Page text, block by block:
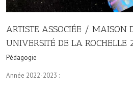
ARTISTE ASSOCIÉE / MAISON
UNIVERSITÉ DE LA
Pédagogie
Année 2022-2023 :